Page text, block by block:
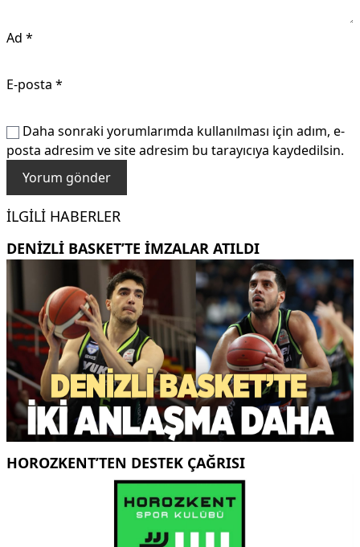
Ad *
E-posta *
Daha sonraki yorumlarımda kullanılması için adım, e-
posta adresim ve site adresim bu tarayıcıya kaydedilsin.
İLGILI HABERLER
DENİZLİ BASKET’TE İMZALAR ATILDI
HOROZKENT’TEN DESTEK ÇAĞRISI